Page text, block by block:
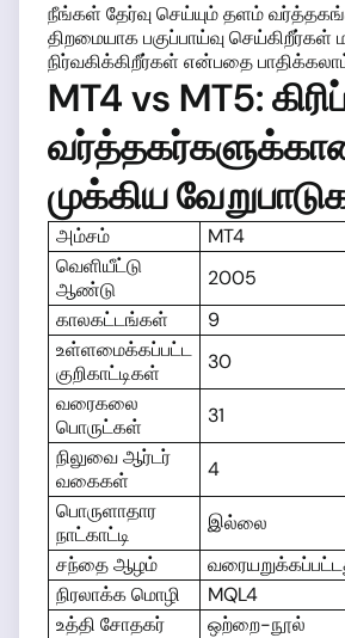
நீங்கள் தேர்வு செய்யும் தளம்
திறமையாக பகுப்பாய்வு செய்கிறீர்கள்
நிர்வகிக்கிறீர்கள் என்பதை
MT4 vs MT5:
முக்கிய
அம்சம் MT4
வெளியீட்டு
ஆண்டு
2005
காலகட்டங்கள்
9
உள்ளமைக்கப்பட்ட
குறிகாட்டிகள்
30
வரைகலை
பொருட்கள்
31
நிலுவை ஆர்டர்
வகைகள்
4
பொருளாதார
நாட்காட்டி
இல்லை
சந்தை ஆழம்
நிரலாக்க மொழி
MQL4
உத்தி சோதகர்
ஒற்றை-நூல்